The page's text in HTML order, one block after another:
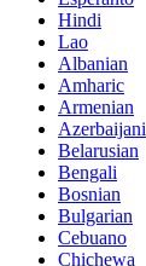
Hindi
Lao
Albanian
Amharic
Armenian
Azerbaijani
Belarusian
Bengali
Bosnian
Bulgarian
Cebuano
Chichewa